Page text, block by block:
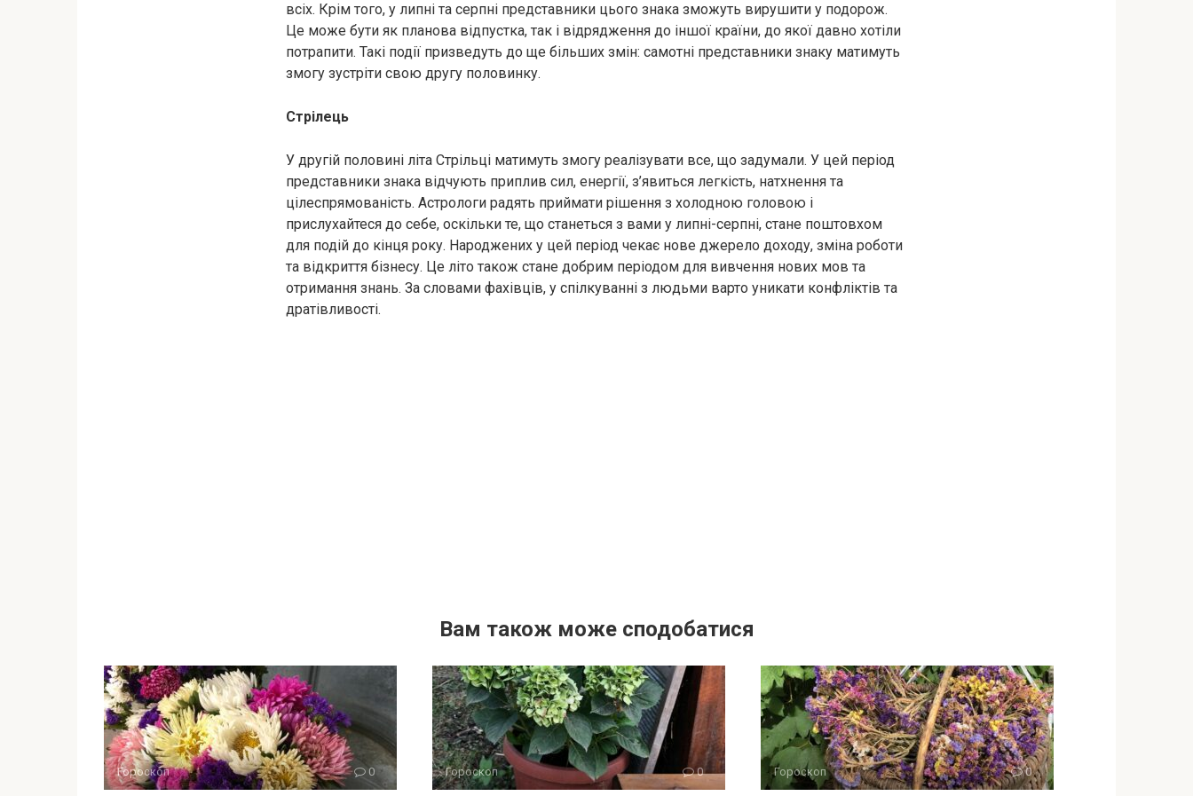
всіх. Крім того, у липні та серпні представники цього знака зможуть вирушити у подорож.
Це може бути як планова відпустка, так і відрядження до іншої країни, до якої давно хотіли
потрапити. Такі події призведуть до ще більших змін: самотні представники знаку матимуть
змогу зустріти свою другу половинку.
Стрілець
У другій половині літа Стрільці матимуть змогу реалізувати все, що задумали. У цей період
представники знака відчують приплив сил, енергії, з’явиться легкість, натхнення та
цілеспрямованість. Астрологи радять приймати рішення з холодною головою і
прислухайтеся до себе, оскільки те, що станеться з вами у липні-серпні, стане поштовхом
для подій до кінця року. Народжених у цей період чекає нове джерело доходу, зміна роботи
та відкриття бізнесу. Це літо також стане добрим періодом для вивчення нових мов та
отримання знань. За словами фахівців, у спілкуванні з людьми варто уникати конфліктів та
дратівливості.
Вам також може сподобатися
Гороскоп 0 Гороскоп 0 Гороскоп 0